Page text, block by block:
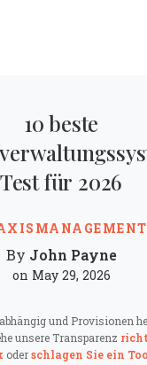
10 beste
Test für 2026
By John Payne
on May 29, 2026
und Provisionen
unsere Transparenz
oderschlagen Sie ein